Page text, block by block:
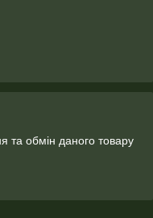
та обмін даного товару